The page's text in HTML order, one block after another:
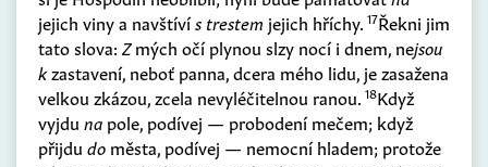
jejich viny a navštívís trestem jejich hříchy. 17Řekni jim
tato slova: Zmých očí plynou slzy nocí i dnem, nejsou
kzastavení, neboť panna, dcera mého lidu, je zasažena
velkou zkázou, zcela nevyléčitelnou ranou. 18Když
vyjdu na pole, podívej — probodení mečem; když
přijdu do města, podívej — nemocní hladem; protože